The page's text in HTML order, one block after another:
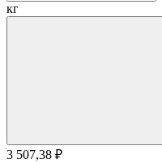
кг
3 507,38 ₽